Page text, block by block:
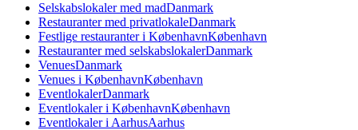
Selskabslokaler med madDanmark
Restauranter med privatlokaleDanmark
Festlige restauranter i KøbenhavnKøbenhavn
Restauranter med selskabslokalerDanmark
VenuesDanmark
Venues i KøbenhavnKøbenhavn
EventlokalerDanmark
Eventlokaler i KøbenhavnKøbenhavn
Eventlokaler i AarhusAarhus